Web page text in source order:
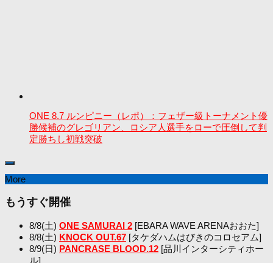
ONE 8.7 ルンピニー（レポ）：フェザー級トーナメント優
勝候補のグレゴリアン、ロシア人選手をローで圧倒して判
定勝ちし初戦突破
More
もうすぐ開催
8/8(土) ONE SAMURAI 2 [EBARA WAVE ARENAおおた]
8/8(土) KNOCK OUT.67 [タケダハムはびきのコロセアム]
8/9(日) PANCRASE BLOOD.12 [品川インターシティホー
ル]